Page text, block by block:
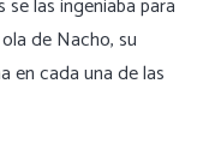
las ingeniaba para
de Nacho, su
en cada una de las